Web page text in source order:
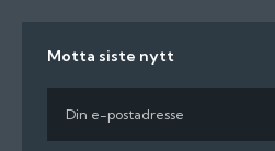
Motta siste nytt
post